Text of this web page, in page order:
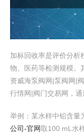
加标回收率是评价分析
物、医药等检测规模。
资威海泵阀网|泵阀网|
行情网|阀门交易网，通
举例：某水样中铅含量
公司-官网取100 mL水